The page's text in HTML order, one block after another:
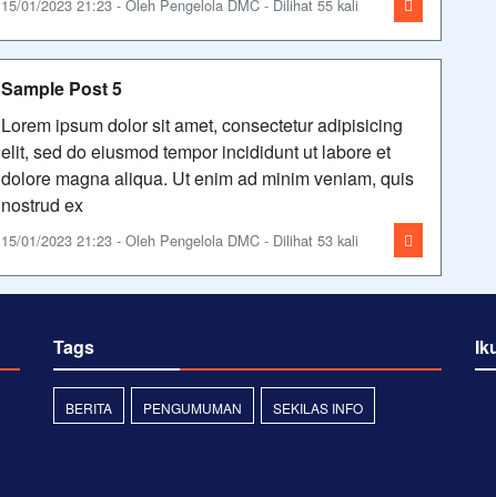
15/01/2023 21:23 - Oleh Pengelola DMC - Dilihat 55 kali
Sample Post 5
Lorem ipsum dolor sit amet, consectetur adipisicing
elit, sed do eiusmod tempor incididunt ut labore et
dolore magna aliqua. Ut enim ad minim veniam, quis
nostrud ex
15/01/2023 21:23 - Oleh Pengelola DMC - Dilihat 53 kali
Tags
BERITA PENGUMUMAN SEKILAS INFO